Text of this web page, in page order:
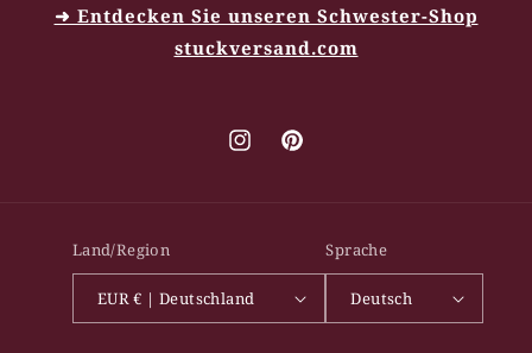
➜ Entdecken Sie unseren Schwester-Shop
stuckversand.com
InstagramPinterest
Land/Region
EUR € | Deutschland
Sprache
Deutsch